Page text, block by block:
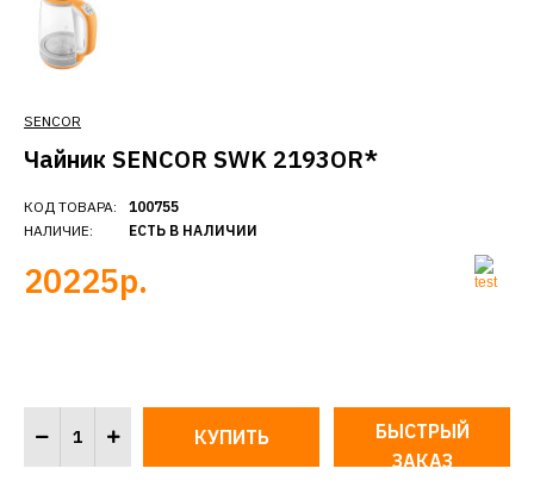
SENCOR
Чайник SENCOR SWK 2193OR*
КОД ТОВАРА:
НАЛИЧИЕ:
100755
ЕСТЬ В НАЛИЧИИ
20225р.
БЫСТРЫЙ
ЗАКАЗ